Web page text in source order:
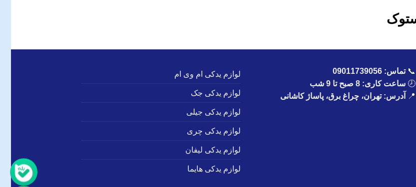
📞تماس: 09011739056
🕗 ساعت کاری: 8 صبح تا 9 شب
📍
آدرس: تهران، چراغ برق، پاساژ کاشانی
لوازم یدکی ام وی ام
لوازم یدکی جک
لوازم یدکی جیلی
لوازم یدکی چری
لوازم یدکی لیفان
لوازم یدکی هایما